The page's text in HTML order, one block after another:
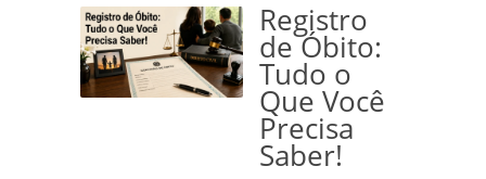
Registro
de Óbito:
Tudo o
Que Você
Precisa
Saber!